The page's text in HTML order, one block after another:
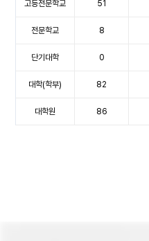
고등전문학교 51
전문학교 8
단기대학 0
대학(학부) 82
대학원 86